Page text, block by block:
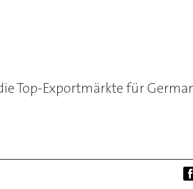
Top-Exportmärkte für